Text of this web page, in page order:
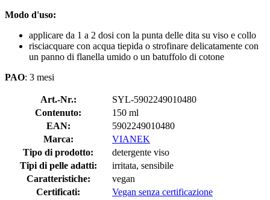
Modo d'uso:
applicare da 1 a 2 dosi con la punta delle dita su viso e collo
risciacquare con acqua tiepida o strofinare delicatamente con
un panno di flanella umido o un batuffolo di cotone
PAO: 3 mesi
Art.-Nr.:
SYL-5902249010480
Contenuto:
150 ml
EAN:
5902249010480
Marca:
VIANEK
Tipo di prodotto:
detergente viso
Tipi di pelle adatti:
irritata, sensibile
Caratteristiche:
vegan
Certificati:
Vegan senza certificazione